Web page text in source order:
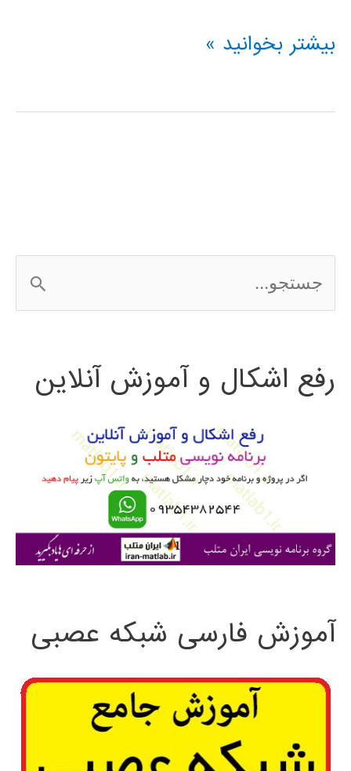
شبکه
ویولت
بیشتر بخوانید »
س
ج
ی
رفع اشکال و آموزش آنلاین
آموزش فارسی شبکه عصبی